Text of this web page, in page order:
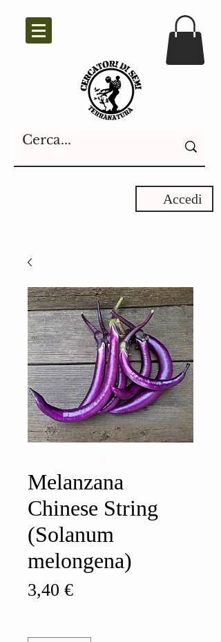
Accedi
Melanzana
Chinese String
(Solanum
melongena)
3,40 €Prezzo